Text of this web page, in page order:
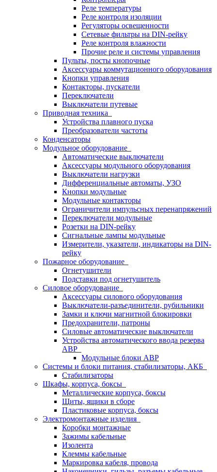
Реле температуры
Реле контроля изоляции
Регуляторы освещенности
Сетевые фильтры на DIN-рейку
Реле контроля влажности
Прочие реле и системы управления
Пульты, посты кнопочные
Аксессуары коммутационного оборудования
Кнопки управления
Контакторы, пускатели
Переключатели
Выключатели путевые
Приводная техника
Устройства плавного пуска
Преобразователи частоты
Конденсаторы
Модульное оборудование
Автоматические выключатели
Аксессуары модульного оборудования
Выключатели нагрузки
Дифференциальные автоматы, УЗО
Кнопки модульные
Модульные контакторы
Ограничители импульсных перенапряжений
Переключатели модульные
Розетки на DIN-рейку
Сигнальные лампы модульные
Измерители, указатели, индикаторы на DIN-
рейку
Пожарное оборудование
Огнетушители
Подставки под огнетушитель
Силовое оборудование
Аксессуары силового оборудования
Выключатели-разъединители, рубильники
Замки и ключи магнитной блокировки
Предохранители, патроны
Силовые автоматические выключатели
Устройства автоматического ввода резерва
АВР
Модульные блоки АВР
Системы и блоки питания, стабилизаторы, АКБ
Стабилизаторы
Шкафы, корпуса, боксы
Металлические корпуса, боксы
Щиты, ящики в сборе
Пластиковые корпуса, боксы
Электромонтажные изделия
Коробки монтажные
Зажимы кабельные
Изолента
Клеммы кабельные
Маркировка кабеля, провода